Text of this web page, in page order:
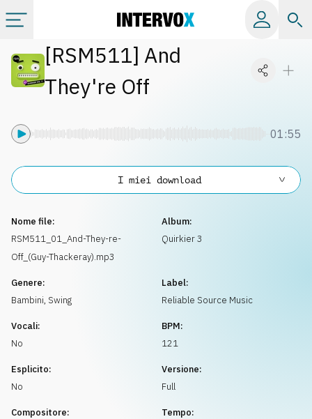
Categorie
[RSM511] And
They're Off
01:55
Nome file:
RSM511_01_And-They-re-
Off_(Guy-Thackeray).mp3
Album:
Quirkier 3
Genere:
Bambini, Swing
Label:
Reliable Source Music
Vocali:
No
BPM:
121
Esplicito:
No
Versione:
Full
Compositore:
Tempo:
I miei download